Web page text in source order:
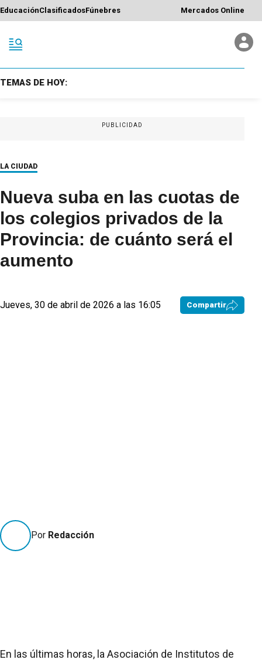
EducaciónClasificadosFúnebres Mercados Online
TEMAS DE HOY:
PUBLICIDAD
LA CIUDAD
Nueva suba en las cuotas de
los colegios privados de la
Provincia: de cuánto será el
aumento
Jueves, 30 de abril de 2026 a las 16:05 Compartir
Por Redacción
En las últimas horas, la Asociación de Institutos de